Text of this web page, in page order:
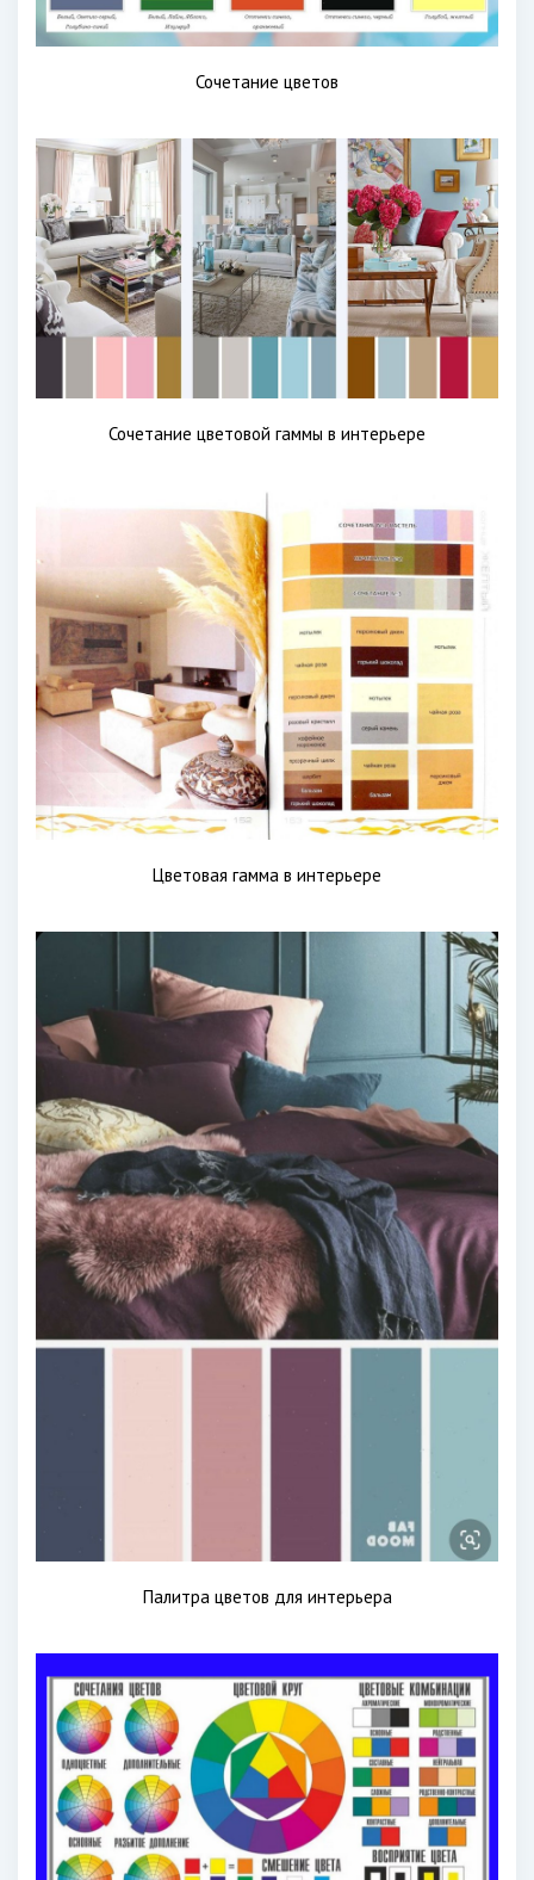
Сочетание цветов
Сочетание цветовой гаммы в интерьере
Цветовая гамма в интерьере
Палитра цветов для интерьера